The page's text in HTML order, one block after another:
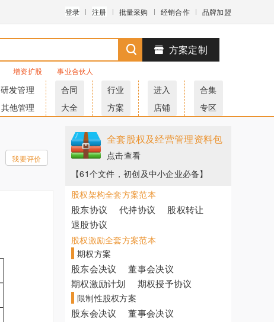
登录 注册 批量采购 经销合作 品牌加盟
增资扩股 事业合伙人
方案定制
研发管理
其他管理
合同
大全
行业
方案
进入
店铺
合集
专区
我要评价
全套股权及经营管理资料包
点击查看
【61个文件，初创及中小企业必备】
股权架构全套方案范本
股东协议 代持协议
股权转让
退股协议
股权激励全套方案范本
期权方案
股东会决议
董事会决议
期权激励计划
期权授予协议
限制性股权方案
股东会决议
董事会决议